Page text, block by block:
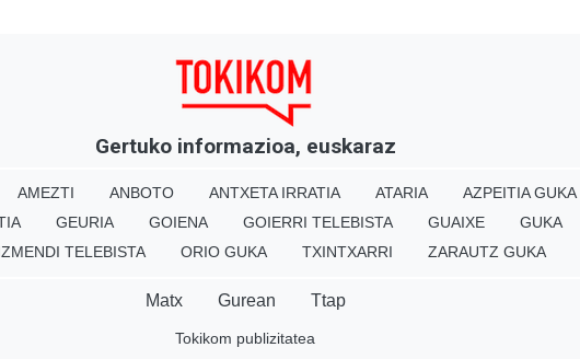
Gertuko informazioa, euskaraz
AMEZTI ANBOTO ANTXETA IRRATIA ATARIA AZPEITIA GUKA
GEURIA GOIENA GOIERRI TELEBISTA GUAIXE GUKA
TELEBISTA ORIO GUKA TXINTXARRI ZARAUTZ GUKA
Matx Gurean Ttap
Tokikom publizitatea